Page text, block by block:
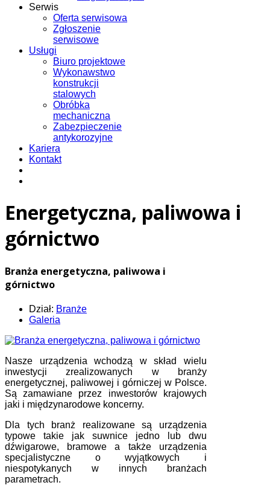
Serwis
Oferta serwisowa
Zgłoszenie
serwisowe
Usługi
Biuro projektowe
Wykonawstwo
konstrukcji
stalowych
Obróbka
mechaniczna
Zabezpieczenie
antykorozyjne
Kariera
Kontakt
Energetyczna, paliwowa i
górnictwo
Branża energetyczna, paliwowa i
górnictwo
Dział: Branże
Galeria
Nasze urządzenia wchodzą w skład wielu
inwestycji zrealizowanych w branży
energetycznej, paliwowej i górniczej w Polsce.
Są zamawiane przez inwestorów krajowych
jaki i międzynarodowe koncerny.
Dla tych branż realizowane są urządzenia
typowe takie jak suwnice jedno lub dwu
dźwigarowe, bramowe a także urządzenia
specjalistyczne o wyjątkowych i
niespotykanych w innych branżach
parametrach.